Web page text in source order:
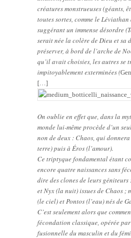
créatures monstrueuses (géants,
toutes sortes, comme le
suggérant un immense désordre
serait née la colère de Dieu et sa
préserver, à bord de l’arche de
qu’il avait choisies, les autres se
impitoyablement exterminées (
[…]
On oublie en effet que, dans la
monde lui-même procède d’un
non de deux : Chaos, qui
terre) puis à Éros (l’amour).
Ce triptyque fondamental étant
encore quatre naissances sans
dire des clones de leurs géniteurs
et Nyx (la nuit) issues de Chaos ;
(le ciel) et Pontos (l’eau) nés de
C’est seulement alors que
fécondation classique, opérée
fusionnelle du masculin et du